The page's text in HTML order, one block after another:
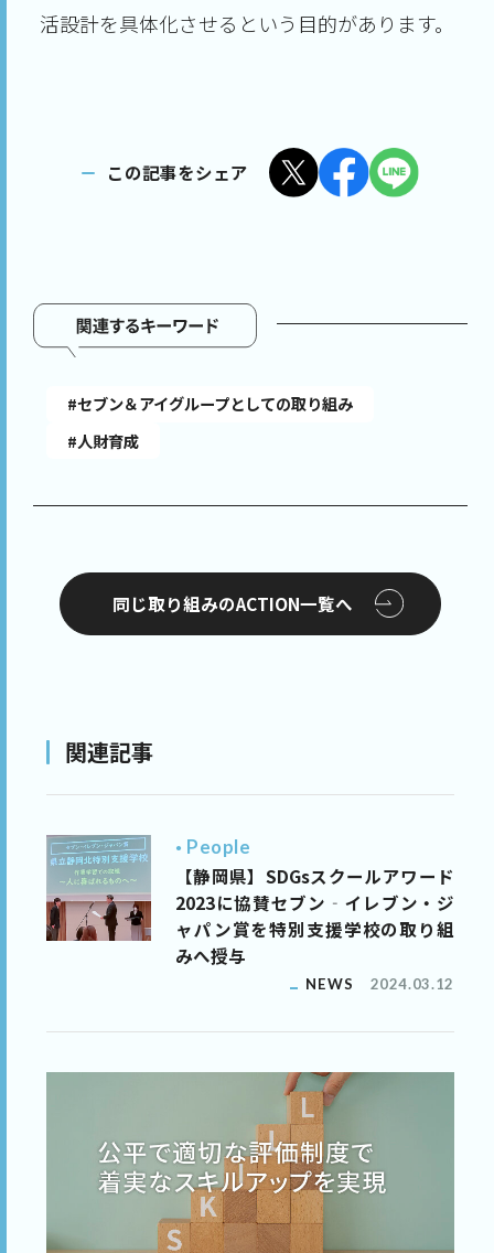
活設計を具体化させるという目的があります。
この記事をシェア
#セブン＆アイグループとしての取り組み
#人財育成
同じ取り組みのACTION一覧へ
関連記事
People
【静岡県】SDGsスクールアワード
2023に協賛セブン‐イレブン・ジ
ャパン賞を特別支援学校の取り組
みへ授与
NEWS 2024.03.12